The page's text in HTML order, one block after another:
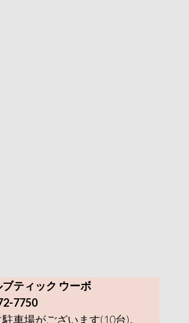
ブティック ウーボ
7750
車場がございます(10台)。